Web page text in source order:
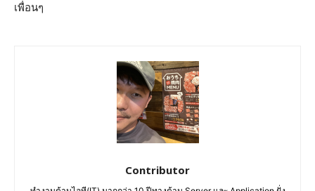
เพื่อนๆ
Contributor